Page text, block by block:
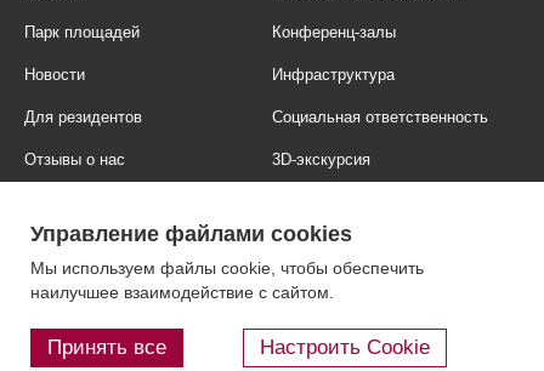
Парк площадей Конференц-залы
Новости Инфраструктура
Для резидентов Социальная ответственность
Отзывы о нас 3D-экскурсия
Контакты Блог
Управление файлами cookies
Мы используем файлы cookie, чтобы обеспечить
наилучшее взаимодействие с сайтом.
Принять все Настроить Cookie